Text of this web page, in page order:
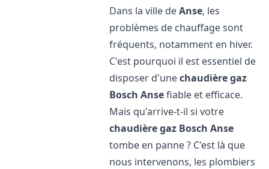
Dans la ville deAnse, les
problèmes de chauffage sont
fréquents, notamment en hiver.
C'est pourquoi il est essentiel de
disposer d'unechaudière gaz
Bosch Ansefiable et efficace.
Mais qu'arrive-t-il si votre
chaudière gaz Bosch Anse
tombe en panne ? C'est là que
nous intervenons, les plombiers